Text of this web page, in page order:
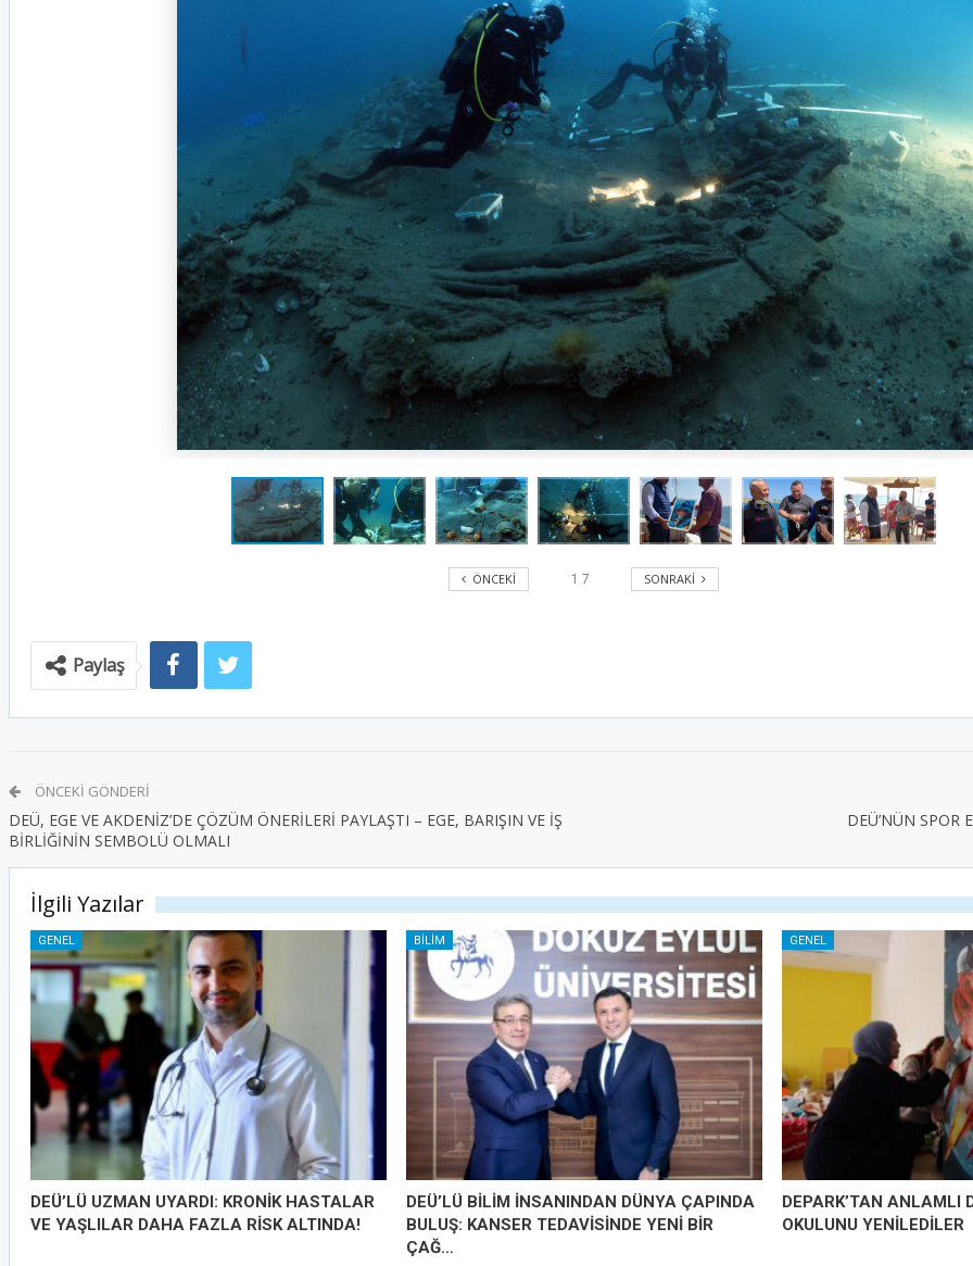
ÖNCEKI 1 7 SONRAKI
Paylaş
ÖNCEKI GÖNDERI
DEÜ, EGE VE AKDENİZ’DE ÇÖZÜM ÖNERİLERİ PAYLAŞTI – EGE, BARIŞIN VE İŞ
BİRLİĞİNİN SEMBOLÜ OLMALI
DEÜ’NÜN SPOR
İlgili Yazılar
GENEL
DEÜ’LÜ UZMAN UYARDI: KRONİK HASTALAR
VE YAŞLILAR DAHA FAZLA RİSK ALTINDA!
BILIM
DEÜ’LÜ BİLİM İNSANINDAN DÜNYA ÇAPINDA
BULUŞ: KANSER TEDAVİSİNDE YENİ BİR
ÇAĞ…
GENEL
DEPARK’TAN ANLAMLI
OKULUNU YENİLEDİLER